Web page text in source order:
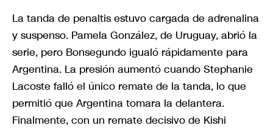
La tanda de penaltis estuvo cargada de adrenalina
y suspenso. Pamela González, de Uruguay, abrió la
serie, pero Bonsegundo igualó rápidamente para
Argentina. La presión aumentó cuando Stephanie
Lacoste falló el único remate de la tanda, lo que
permitió que Argentina tomara la delantera.
Finalmente, con un remate decisivo de Kishi